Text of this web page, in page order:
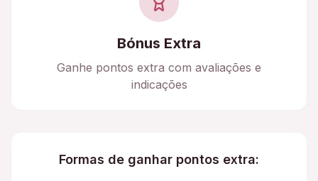
Bónus Extra
Ganhe pontos extra com avaliações e
indicações
Formas de ganhar pontos extra: